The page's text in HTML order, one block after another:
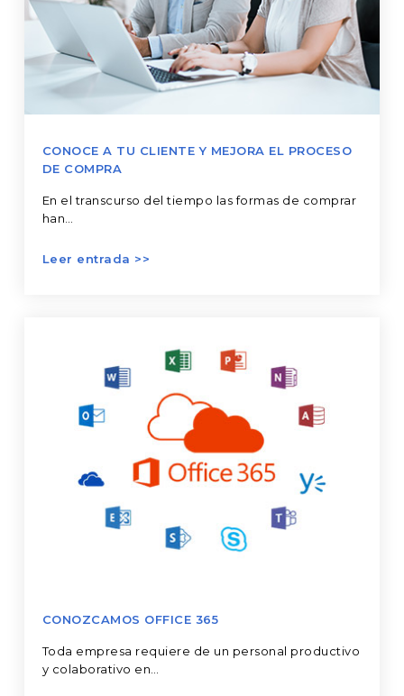
compra
CONOCE A TU CLIENTE Y MEJORA EL PROCESO
DE COMPRA
En el transcurso del tiempo las formas de comprar
han…
CONOZCAMOS OFFICE 365
Toda empresa requiere de un personal productivo
y colaborativo en…